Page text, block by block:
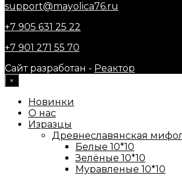
support@mayolica76.ru
+7 905 631 25 22
+7 901 271 55 70
Сайт разработан - Реактор
×
Новинки
О нас
Изразцы
Древнеславянская
Белые 10*10
Зелёные 10*10
Муравленые 10*10